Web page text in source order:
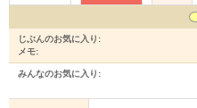
じぶんのお気に入り:
メモ:
みんなのお気に入り: